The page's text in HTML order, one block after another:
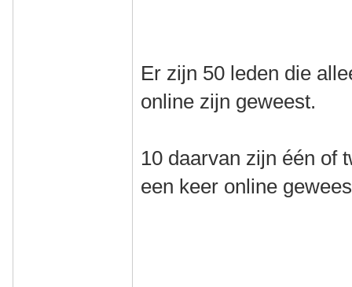
Er zijn 50 leden die
online zijn geweest.
10 daarvan zijn één of
een keer online